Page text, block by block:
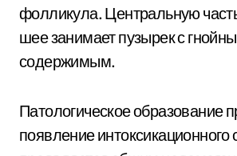
фолликула. Центральную
шее занимает пузырек с
содержимым.
Патологическое образование
появление